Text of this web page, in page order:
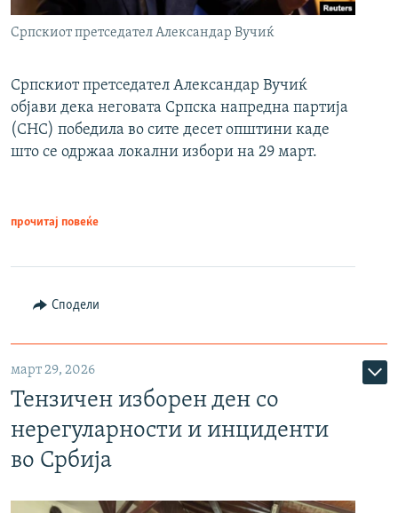
Српскиот претседател Александар Вучиќ
Српскиот претседател Александар Вучиќ
објави дека неговата Српска напредна партија
(СНС) победила во сите десет општини каде
што се одржаа локални избори на 29 март.
прочитај повеќе
Сподели
март 29, 2026
Тензичен изборен ден со
нерегуларности и инциденти
во Србија